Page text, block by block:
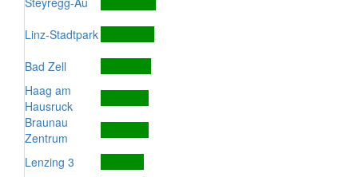
Linz-Stadtpark
Bad Zell
Haag am
Hausruck
Braunau
Zentrum
Lenzing 3